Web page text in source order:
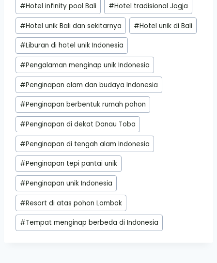
#Hotel infinity pool Bali #Hotel tradisional Jogja
#Hotel unik Bali dan sekitarnya #Hotel unik di Bali
#Liburan di hotel unik Indonesia
#Pengalaman menginap unik Indonesia
#Penginapan alam dan budaya Indonesia
#Penginapan berbentuk rumah pohon
#Penginapan di dekat Danau Toba
#Penginapan di tengah alam Indonesia
#Penginapan tepi pantai unik
#Penginapan unik Indonesia
#Resort di atas pohon Lombok
#Tempat menginap berbeda di Indonesia